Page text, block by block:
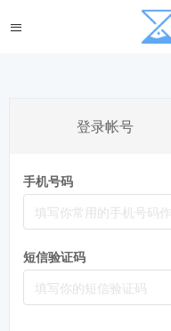
登录帐号
手机号码
短信验证码